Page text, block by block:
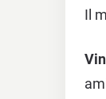
Il